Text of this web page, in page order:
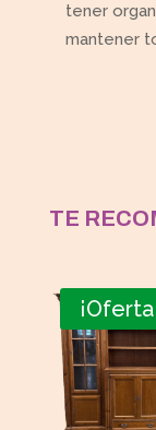
tener
mantener
TE